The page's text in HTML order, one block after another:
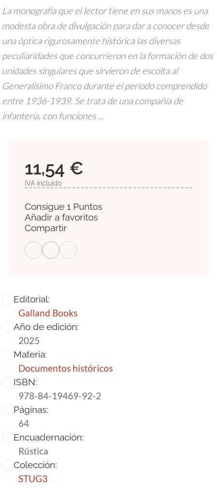
La monografía que el lector tiene en sus manos es una
modesta obra de divulgación para dar a conocer desde
una óptica rigurosamente histórica las diversas
peculiaridades que concurrieron en la formación de dos
unidades singulares que sirvieron de escolta al
Generalísimo Franco durante el período comprendido
entre 1936-1939. Se trata de una compañía de
infantería, con funciones ...
Editorial:
Galland Books
Año de edición:
2025
Materia:
Documentos históricos
ISBN:
978-84-19469-92-2
Páginas:
64
Encuadernación:
Rústica
Colección:
STUG3
11,54 €
IVA incluido
Consigue 1 Puntos
Añadir a favoritos
Compartir